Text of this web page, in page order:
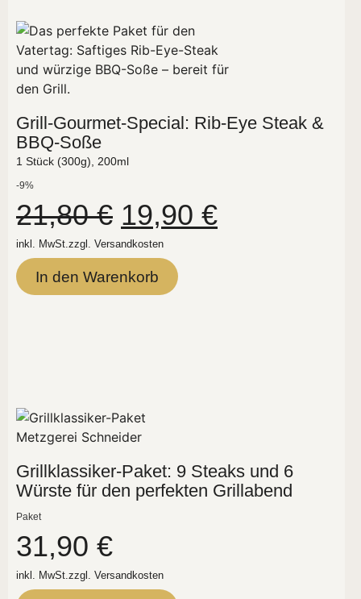
Grill-Gourmet-Special: Rib-Eye Steak &
BBQ-Soße
1 Stück (300g), 200ml
-9%
21,80€ 19,90 €
inkl. MwSt.zzgl. Versandkosten
In den Warenkorb
Grillklassiker-Paket: 9 Steaks und 6
Würste für den perfekten Grillabend
Paket
31,90 €
inkl. MwSt.zzgl. Versandkosten